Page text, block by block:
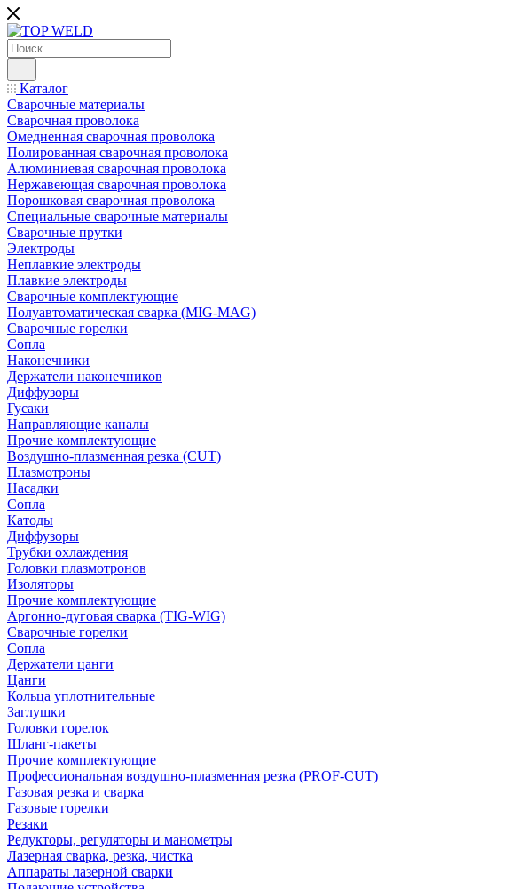
Каталог
Сварочные материалы
Сварочная проволока
Омедненная сварочная проволока
Полированная сварочная проволока
Алюминиевая сварочная проволока
Нержавеющая сварочная проволока
Порошковая сварочная проволока
Специальные сварочные материалы
Сварочные прутки
Электроды
Неплавкие электроды
Плавкие электроды
Сварочные комплектующие
Полуавтоматическая сварка (MIG-MAG)
Сварочные горелки
Сопла
Наконечники
Держатели наконечников
Диффузоры
Гусаки
Направляющие каналы
Прочие комплектующие
Воздушно-плазменная резка (CUT)
Плазмотроны
Насадки
Сопла
Катоды
Диффузоры
Трубки охлаждения
Головки плазмотронов
Изоляторы
Прочие комплектующие
Аргонно-дуговая сварка (TIG-WIG)
Сварочные горелки
Сопла
Держатели цанги
Цанги
Кольца уплотнительные
Заглушки
Головки горелок
Шланг-пакеты
Прочие комплектующие
Профессиональная воздушно-плазменная резка (PROF-CUT)
Газовая резка и сварка
Газовые горелки
Резаки
Редукторы, регуляторы и манометры
Лазерная сварка, резка, чистка
Аппараты лазерной сварки